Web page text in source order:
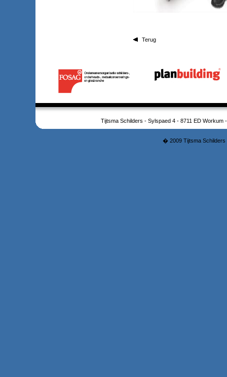
Terug
Tijtsma Schilders - Sylspaed 4 - 8711 ED
� 2009 Tijtsma